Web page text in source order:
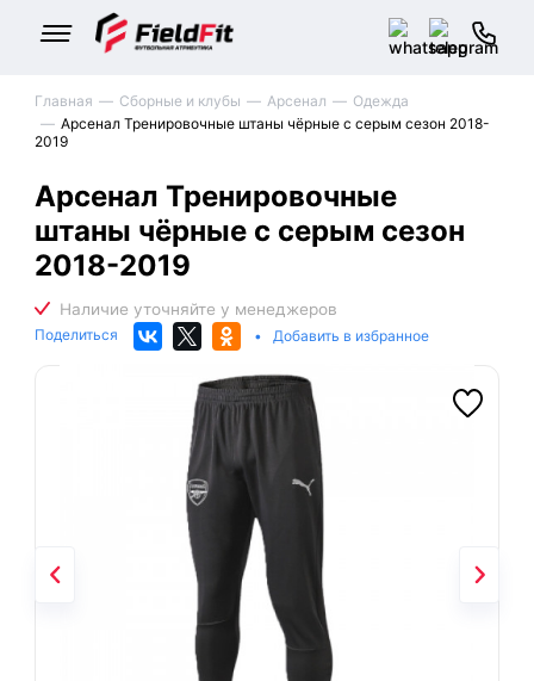
Главная Сборные и клубы Арсенал
Одежда
Арсенал Тренировочные штаны чёрные с серым сезон 2018-
2019
Арсенал Тренировочные
штаны чёрные с серым сезон
2018-2019
Поделиться • Добавить в избранное